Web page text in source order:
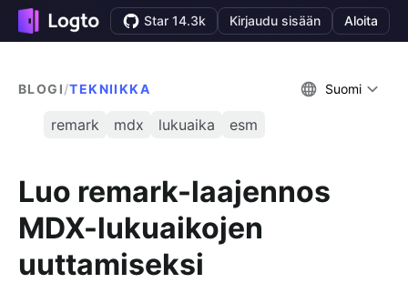
Star 14.3k Kirjaudu sisään Aloita
BLOGI/TEKNIIKKA Suomi
remark mdx lukuaika esm
Luo remark-laajennos
MDX-lukuaikojen
uuttamiseksi